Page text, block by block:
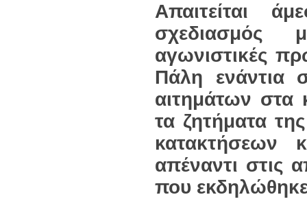
Απαιτείται
σχεδιασμός
αγωνιστικές
Πάλη ενάντια
αιτημάτων στα
τα ζητήματα
κατακτήσεων
απέναντι στις
που